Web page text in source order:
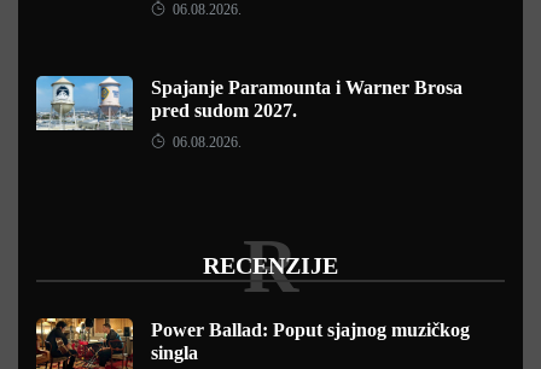
06.08.2026.
Spajanje Paramounta i Warner Brosa
pred sudom 2027.
06.08.2026.
RECENZIJE
R
Power Ballad: Poput sjajnog muzičkog
singla